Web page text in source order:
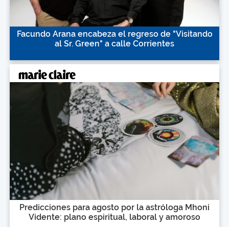
Facundo Arana encabeza el regreso de "Visitando
al Sr. Green" a calle Corrientes
Predicciones para agosto por la astróloga Mhoni
Vidente: plano espiritual, laboral y amoroso